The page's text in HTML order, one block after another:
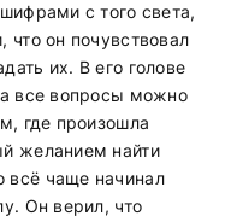
с того света,
что он почувствовал
их. В его голове
все вопросы можно
где произошла
желанием найти
чаще начинал
Он верил, что